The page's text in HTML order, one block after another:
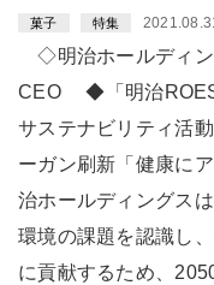
菓子 特集
◇明治ホールディン
CEO ◆「明治
サステナビリティ活
ーガン刷新「健康に
治ホールディングス
環境の課題を認識し
に貢献するため、